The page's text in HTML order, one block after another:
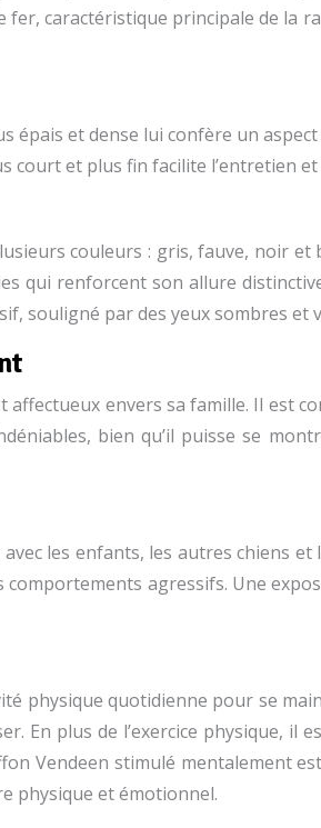
fer, caractéristique principale de
épais et dense lui confère un
court et plus fin facilite l’entretien
couleurs : gris, fauve, noir
qui renforcent son allure
souligné par des yeux sombres et
envers sa famille. Il est
bien qu’il puisse se
les enfants, les autres chiens
agressifs. Une
physique quotidienne pour se
En plus de l’exercice physique,
Vendeen stimulé mentalement
physique et émotionnel.